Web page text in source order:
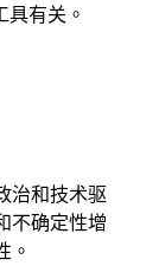
具有关。
治和技术驱
不确定性增
。